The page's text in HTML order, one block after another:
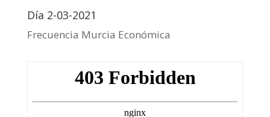
Día 2-03-2021
Frecuencia Murcia Económica